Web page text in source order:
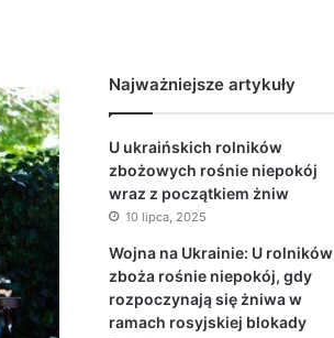
Najważniejsze artykuły
U ukraińskich rolników
zbożowych rośnie niepokój
wraz z początkiem żniw
10 lipca, 2025
Wojna na Ukrainie: U rolników
zboża rośnie niepokój, gdy
rozpoczynają się żniwa w
ramach rosyjskiej blokady